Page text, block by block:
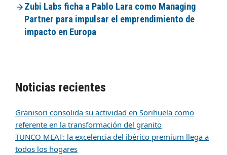
Zubi Labs ficha a Pablo Lara como Managing
Partner para impulsar el emprendimiento de
impacto en Europa
Noticias recientes
Granisori consolida su actividad en Sorihuela como
referente en la transformación del granito
TUNCO MEAT: la excelencia del ibérico premium llega a
todos los hogares